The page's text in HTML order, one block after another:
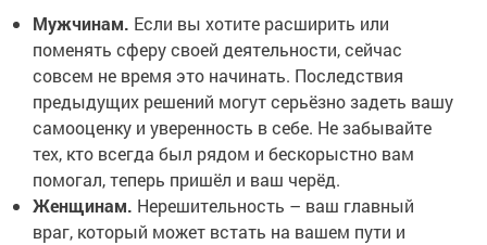
Мужчинам. Если вы хотите расширить или
поменять сферу своей деятельности, сейчас
совсем не время это начинать. Последствия
предыдущих решений могут серьёзно задеть вашу
самооценку и уверенность в себе. Не забывайте
тех, кто всегда был рядом и бескорыстно вам
помогал, теперь пришёл и ваш черёд.
Женщинам. Нерешительность – ваш главный
враг, который может встать на вашем пути и